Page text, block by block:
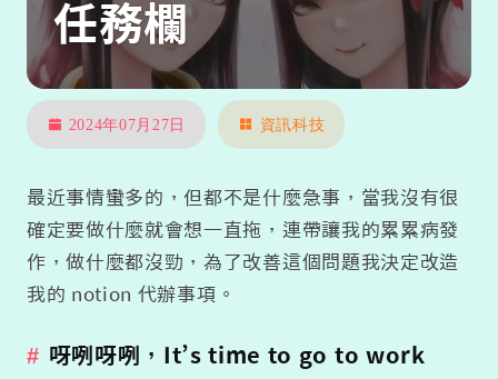
任務欄
2024年07月27日 資訊科技
最近事情蠻多的，但都不是什麼急事，當我沒有很
確定要做什麼就會想一直拖，連帶讓我的累累病發
作，做什麼都沒勁，為了改善這個問題我決定改造
我的 notion 代辦事項。
呀咧呀咧，It’s time to go to work